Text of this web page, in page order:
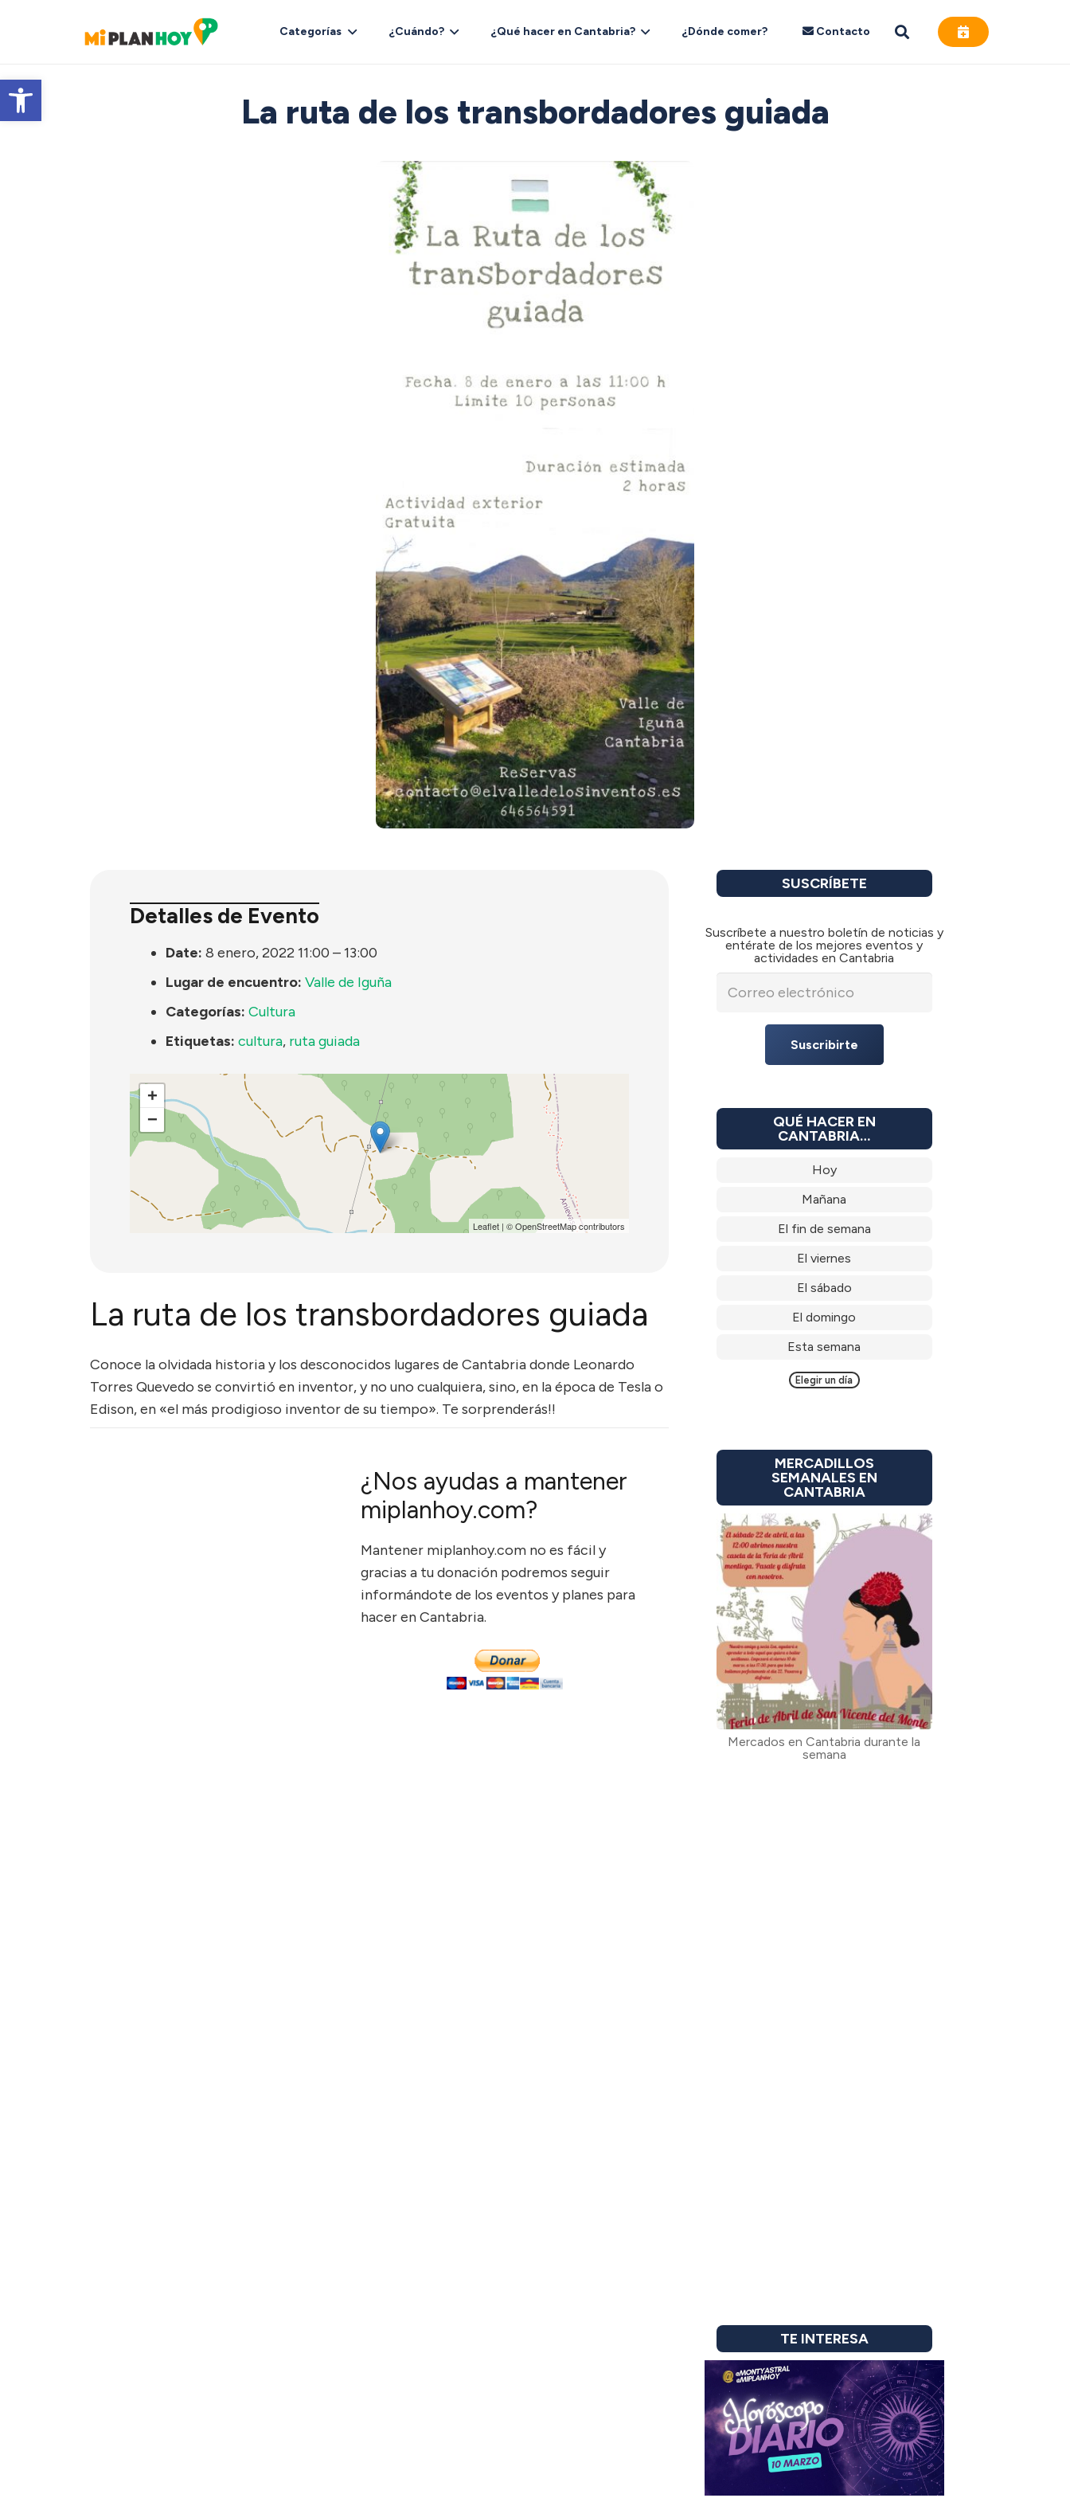
Abrir barra de herramientas
Categorías ¿Cuándo? ¿Qué hacer en Cantabria? ¿Dónde comer? Contacto
La ruta de los transbordadores guiada
Detalles de Evento
Date: 8 enero, 2022 11:00 –13:00
Lugar de encuentro: Valle de Iguña
Categorías: Cultura
Etiquetas: cultura, ruta guiada
+
−
Leaflet| ©OpenStreetMapcontributors
La ruta de los transbordadores guiada
Conoce la olvidada historia y los desconocidos lugares de Cantabria donde Leonardo
Torres Quevedo se convirtió en inventor, y no uno cualquiera, sino, en la época de Tesla o
Edison, en «el más prodigioso inventor de su tiempo». Te sorprenderás!!
¿Nos ayudas a mantener
miplanhoy.com?
Mantener miplanhoy.com no es fácil y
gracias a tu donación podremos seguir
informándote de los eventos y planes para
hacer en Cantabria.
SUSCRÍBETE
Suscríbete a nuestro boletín de noticias y
entérate de los mejores eventos y
actividades en Cantabria
Suscribirte
QUÉ HACER EN
CANTABRIA…
Hoy
Mañana
El fin de semana
El viernes
El sábado
El domingo
Esta semana
Elegir un día
MERCADILLOS
SEMANALES EN
CANTABRIA
Mercados en Cantabria durante la
semana
TE INTERESA